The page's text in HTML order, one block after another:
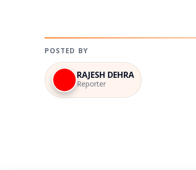
POSTED BY
RAJESH DEHRA
Reporter